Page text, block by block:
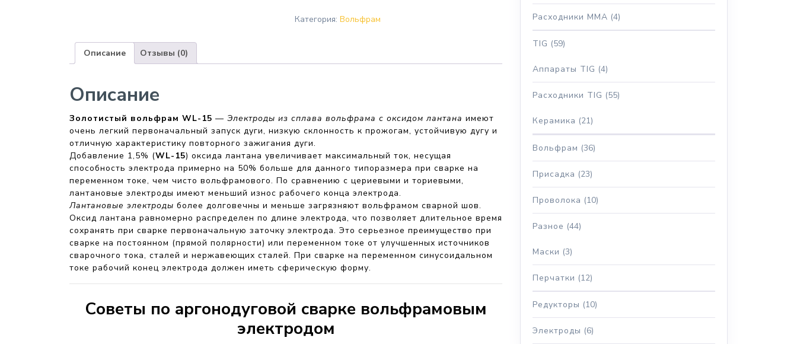
Категория: Вольфрам
Описание Отзывы (0)
Описание
Золотистый вольфрам WL-15 — Электроды из сплава вольфрама с оксидом лантана имеют
очень легкий первоначальный запуск дуги, низкую склонность к прожогам, устойчивую дугу и
отличную характеристику повторного зажигания дуги.
Добавление 1,5% (WL-15) оксида лантана увеличивает максимальный ток, несущая
способность электрода примерно на 50% больше для данного типоразмера при сварке на
переменном токе, чем чисто вольфрамового. По сравнению с цериевыми и ториевыми,
лантановые электроды имеют меньший износ рабочего конца электрода.
Лантановые электроды более долговечны и меньше загрязняют вольфрамом сварной шов.
Оксид лантана равномерно распределен по длине электрода, что позволяет длительное время
сохранять при сварке первоначальную заточку электрода. Это серьезное преимущество при
сварке на постоянном (прямой полярности) или переменном токе от улучшенных источников
сварочного тока, сталей и нержавеющих сталей. При сварке на переменном синусоидальном
токе рабочий конец электрода должен иметь сферическую форму.
Советы по аргонодуговой сварке вольфрамовым
электродом
Расходники MMA (4)
TIG (59)
Аппараты TIG (4)
Расходники TIG (55)
Керамика (21)
Вольфрам (36)
Присадка (23)
Проволока (10)
Разное (44)
Маски (3)
Перчатки (12)
Редукторы (10)
Электроды (6)